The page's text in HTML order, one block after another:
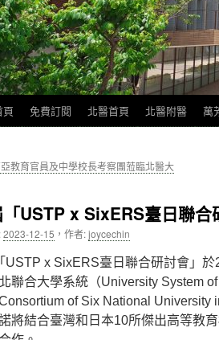
頁 免費訂閱 北醫首頁 北醫附醫 萬
教育官員及中學校長考察團蒞臨北醫大
USTP x SixERS臺日聯合
2023-12-15 ， 作者:joycechin
USTP x SixERS臺日聯合研討會」
聯合大學系統（University System
Consortium of Six National
將結合臺灣和日本10所傑出高等教